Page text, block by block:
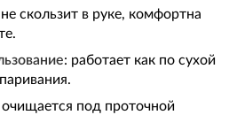
не скользит в руке, комфортна
: работает как по сухой
очищается под проточной